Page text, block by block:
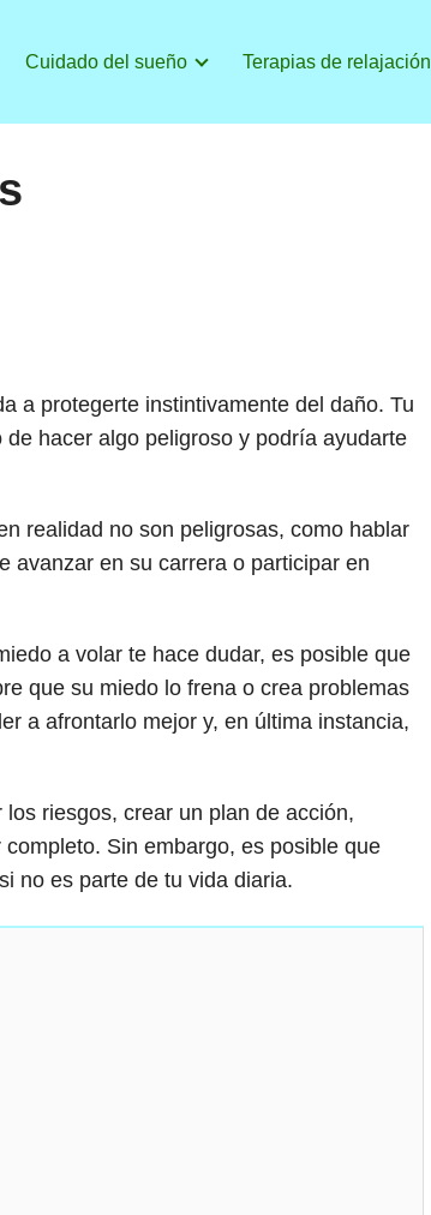
Cuidado del sueño Terapias de relajación
a protegerte instintivamente del daño. Tu
hacer algo peligroso y podría ayudarte
realidad no son peligrosas, como hablar
avanzar en su carrera o participar en
a volar te hace dudar, es posible que
que su miedo lo frena o crea problemas
a afrontarlo mejor y, en última instancia,
riesgos, crear un plan de acción,
Sin embargo, es posible que
no es parte de tu vida diaria.